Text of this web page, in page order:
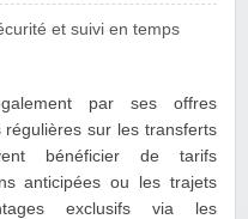
et suivi en temps
par ses offres
sur les transferts
bénéficier de tarifs
anticipées ou les trajets
exclusifs via les